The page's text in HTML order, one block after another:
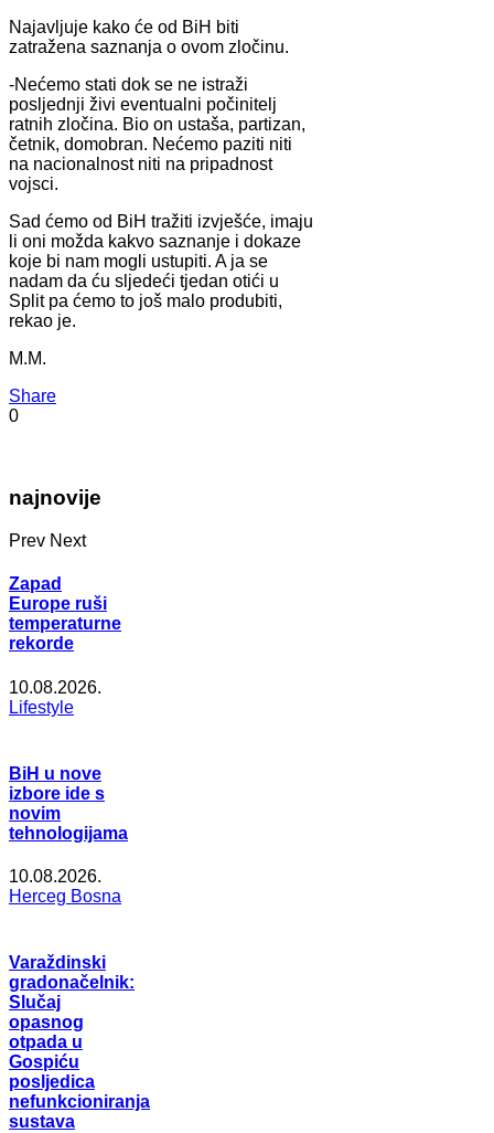
Najavljuje kako će od BiH biti
zatražena saznanja o ovom zločinu.
-Nećemo stati dok se ne istraži
posljednji živi eventualni počinitelj
ratnih zločina. Bio on ustaša, partizan,
četnik, domobran. Nećemo paziti niti
na nacionalnost niti na pripadnost
vojsci.
Sad ćemo od BiH tražiti izvješće, imaju
li oni možda kakvo saznanje i dokaze
koje bi nam mogli ustupiti. A ja se
nadam da ću sljedeći tjedan otići u
Split pa ćemo to još malo produbiti,
rekao je.
M.M.
Share
0
najnovije
Prev Next
Zapad
Europe ruši
temperaturne
rekorde
10.08.2026.
Lifestyle
BiH u nove
izbore ide s
novim
tehnologijama
10.08.2026.
Herceg Bosna
Varaždinski
gradonačelnik:
Slučaj
opasnog
otpada u
Gospiću
posljedica
nefunkcioniranja
sustava